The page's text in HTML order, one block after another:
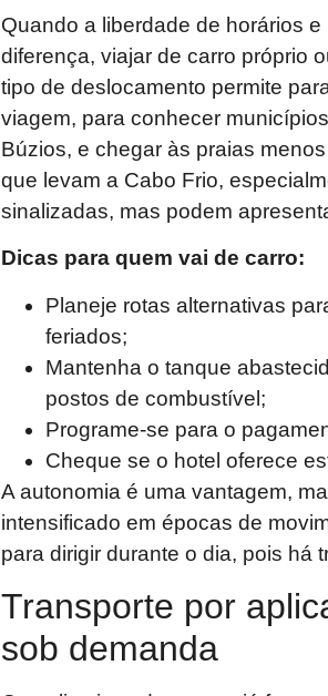
Quando a liberdade de horários
diferença, viajar de carro próprio
tipo de deslocamento permite
viagem, para conhecer
Búzios, e chegar às praias
que levam a Cabo Frio,
sinalizadas, mas podem
Dicas para quem vai de carro:
Planeje rotas alternativas
feriados;
Mantenha o tanque
postos de combustível;
Programe-se para o
Cheque se o hotel oferece
A autonomia é uma vantagem,
intensificado em épocas de
para dirigir durante o dia, pois há
Transporte por
sob demanda